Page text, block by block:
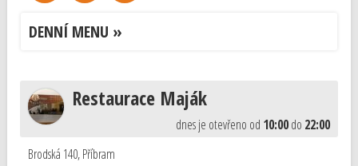
DENNÍ MENU »
Restaurace Maják
dnes je otevřeno od 10:00do 22:00
Brodská 140,Příbram